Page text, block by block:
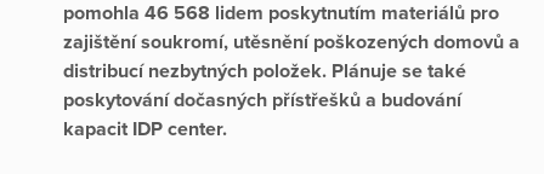
pomohla 46 568 lidem poskytnutím materiálů pro
zajištění soukromí, utěsnění poškozených domovů a
distribucí nezbytných položek. Plánuje se také
poskytování dočasných přístřešků a budování
kapacit IDP center.